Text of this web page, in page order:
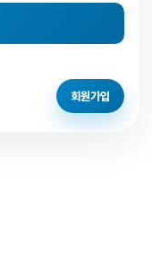
회원가입